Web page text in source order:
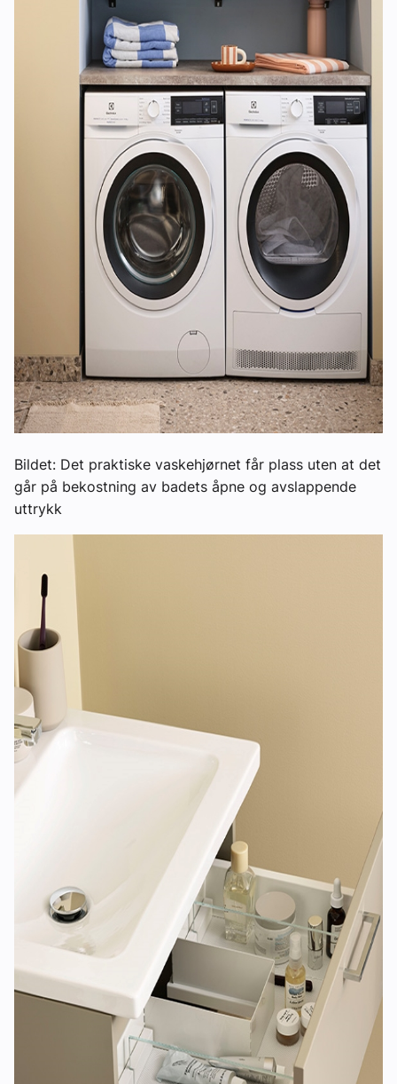
Bildet: Det praktiske vaskehjørnet får plass uten at det
går på bekostning av badets åpne og avslappende
uttrykk